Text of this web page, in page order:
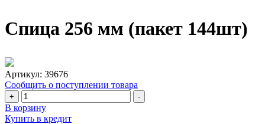
Спица 256 мм (пакет 144шт)
Артикул: 39676
Сообщить о поступлении товара
+ -
В корзину
Купить в кредит